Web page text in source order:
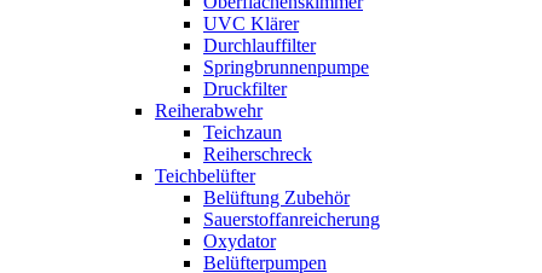
UVC Klärer
Durchlauffilter
Springbrunnenpumpe
Druckfilter
Reiherabwehr
Teichzaun
Reiherschreck
Teichbelüfter
Belüftung Zubehör
Sauerstoffanreicherung
Oxydator
Belüfterpumpen